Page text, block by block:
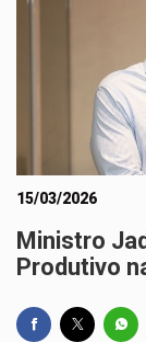
15/03/2026
Ministro
Produtivo